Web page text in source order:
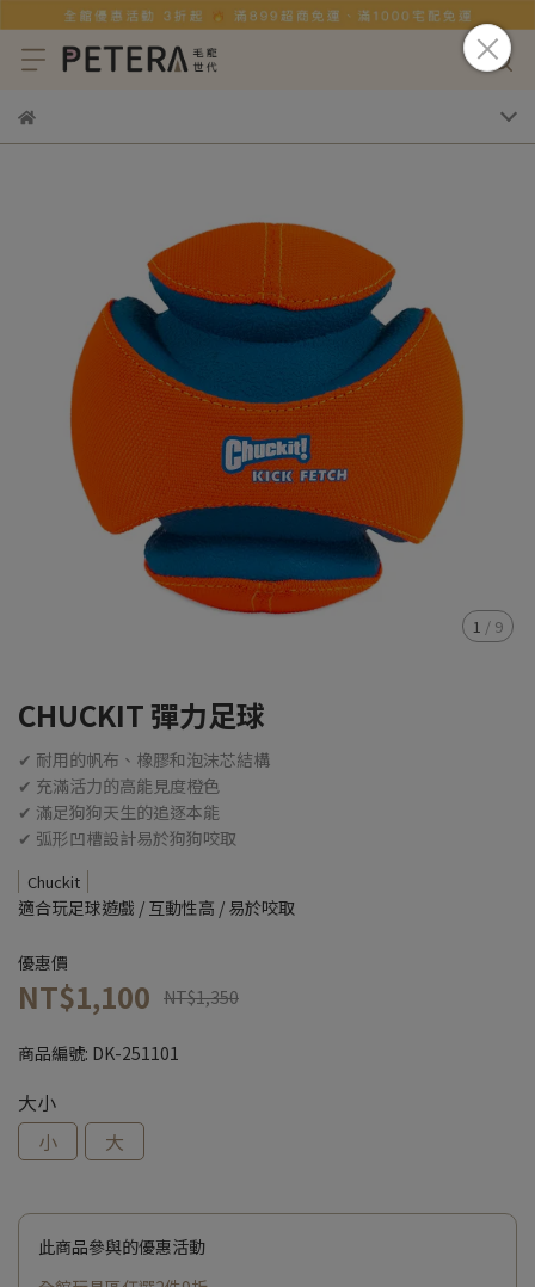
1 / 9
CHUCKIT 彈力足球
✔ 耐用的帆布、橡膠和泡沫芯結構
✔ 充滿活力的高能見度橙色
✔ 滿足狗狗天生的追逐本能
✔ 弧形凹槽設計易於狗狗咬取
Chuckit
適合玩足球遊戲 / 互動性高 / 易於咬取
優惠價
NT$1,100 NT$1,350
商品編號: DK-251101
大小
小
大
此商品參與的優惠活動